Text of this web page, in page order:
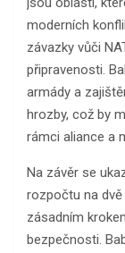
moderních
závazky vůči
připravenosti.
armády a
hrozby, což by
rámci aliance a
Na závěr se
rozpočtu na dvě
zásadním
bezpečnosti.